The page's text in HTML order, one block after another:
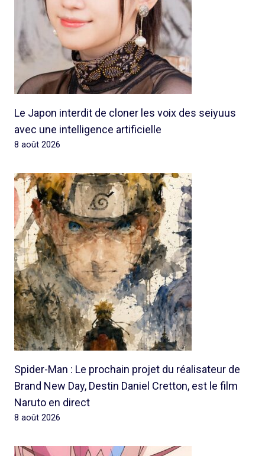
Le Japon interdit de cloner les voix des seiyuus
avec une intelligence artificielle
8 août 2026
Spider-Man : Le prochain projet du réalisateur de
Brand New Day, Destin Daniel Cretton, est le film
Naruto en direct
8 août 2026